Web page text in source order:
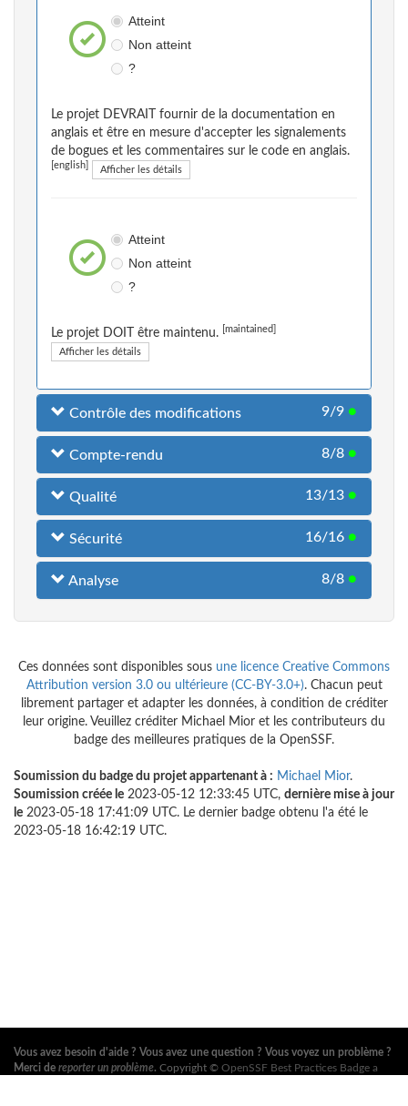
Atteint
Non atteint
?
Le projet DEVRAIT fournir de la documentation en
anglais et être en mesure d'accepter les signalements
de bogues et les commentaires sur le code en anglais.
[english] Afficher les détails
Atteint
Non atteint
?
Le projet DOIT être maintenu. [maintained]
Afficher les détails
Contrôle des modifications 9/9 ●
Compte-rendu 8/8 ●
Qualité 13/13 ●
Sécurité 16/16 ●
Analyse 8/8 ●
Ces données sont disponibles sous une licence Creative Commons
Attribution version 3.0 ou ultérieure (CC-BY-3.0+). Chacun peut
librement partager et adapter les données, à condition de créditer
leur origine. Veuillez créditer Michael Mior et les contributeurs du
badge des meilleures pratiques de la OpenSSF.
Soumission du badge du projet appartenant à : Michael Mior.
Soumission créée le 2023-05-12 12:33:45 UTC, dernière mise à jour
le 2023-05-18 17:41:09 UTC. Le dernier badge obtenu l'a été le
2023-05-18 16:42:19 UTC.
Vous avez besoin d'aide ? Vous avez une question ? Vous voyez un problème ?
Merci de reporter un problème. Copyright © OpenSSF Best Practices Badge a